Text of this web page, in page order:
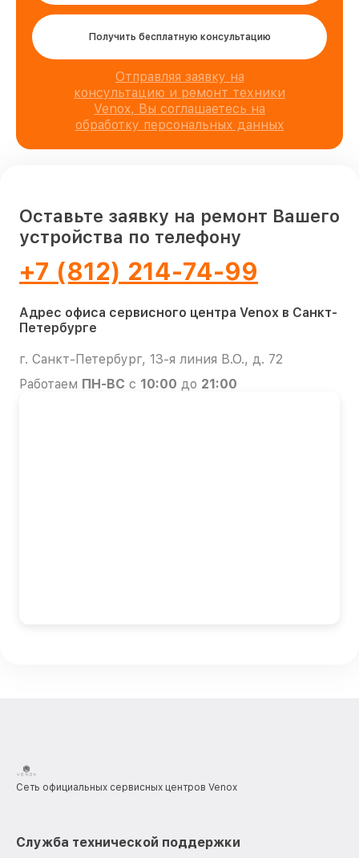
Получить бесплатную консультацию
Отправляя заявку на
консультацию и ремонт техники
Venox, Вы соглашаетесь на
обработку персональных данных
Оставьте заявку на ремонт Вашего
устройства по телефону
+7 (812) 214-74-99
Адрес офиса сервисного центра Venox в Санкт-
Петербурге
г. Санкт-Петербург, 13-я линия В.О., д. 72
Работаем ПН-ВС с 10:00 до 21:00
Сеть официальных сервисных центров Venox
Служба технической поддержки